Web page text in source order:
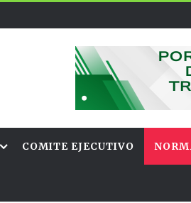
COMITE EJECUTIVO